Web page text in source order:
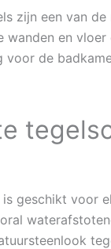
zijn een van
wanden en
voor de
geschikt voor